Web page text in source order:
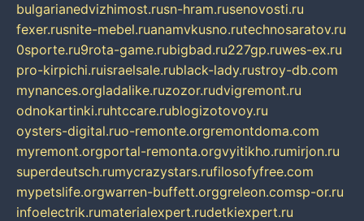
bulgarianedvizhimost.rusn-hram.rusenovosti.ru
fexer.rusnite-mebel.ruanamvkusno.rutechnosaratov.ru
0sporte.ru9rota-game.rubigbad.ru227gp.ruwes-ex.ru
pro-kirpichi.ruisraelsale.rublack-lady.rustroy-db.com
mynances.orgladalike.ruzozor.rudvigremont.ru
odnokartinki.ruhtccare.rublogizotovoy.ru
oysters-digital.ruo-remonte.orgremontdoma.com
myremont.orgportal-remonta.orgvyitikho.rumirjon.ru
superdeutsch.rumycrazystars.rufilosofyfree.com
mypetslife.orgwarren-buffett.orggreleon.comsp-or.ru
infoelectrik.rumaterialexpert.rudetkiexpert.ru